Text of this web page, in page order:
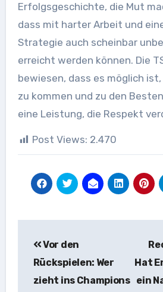
Erfolgsgeschichte, die Mut
dass mit harter Arbeit und
Strategie auch scheinbar
erreicht werden können. Die
bewiesen, dass es möglich
zu kommen und zu den
eine Leistung, die Respekt
Post Views: 2.470
Vor den
Rückspielen: Wer
zieht ins Champions
Hat
ein